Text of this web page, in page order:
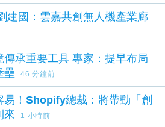
傳承重要工具 專家：提早布局
壘
46 分鐘前
易！Shopify總裁：將帶動「創
來
1 小時前